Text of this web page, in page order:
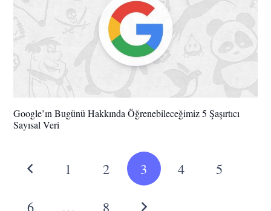
Google’ın Bugünü Hakkında Öğrenebileceğimiz 5 Şaşırtıcı
Sayısal Veri
1 2 3 4 5
6 … 8